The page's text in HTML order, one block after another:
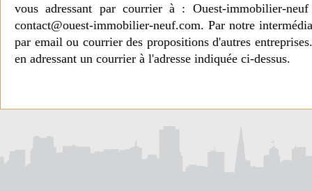
vous adressant par courrier à : Ouest-immobilier-
contact@ouest-immobilier-neuf.com. Par notre
par email ou courrier des propositions d'autres
en adressant un courrier à l'adresse indiquée ci-dessus.